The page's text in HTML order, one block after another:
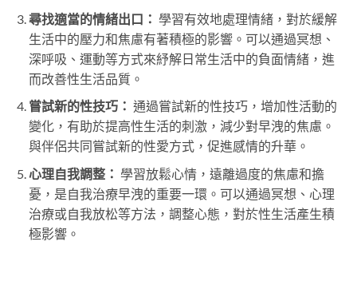
尋找適當的情緒出口： 學習有效地處理情緒，對於緩解
生活中的壓力和焦慮有著積極的影響。可以通過冥想、
深呼吸、運動等方式來紓解日常生活中的負面情緒，進
而改善性生活品質。
嘗試新的性技巧： 通過嘗試新的性技巧，增加性活動的
變化，有助於提高性生活的刺激，減少對早洩的焦慮。
與伴侶共同嘗試新的性愛方式，促進感情的升華。
心理自我調整： 學習放鬆心情，遠離過度的焦慮和擔
憂，是自我治療早洩的重要一環。可以通過冥想、心理
治療或自我放松等方法，調整心態，對於性生活產生積
極影響。